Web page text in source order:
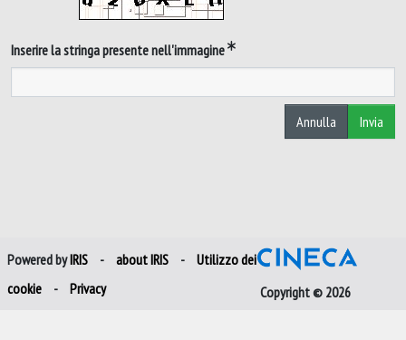
Inserire la stringa presente nell'immagine
Annulla Invia
Powered byIRIS - about IRIS -
Utilizzo dei
cookie
- Privacy Copyright © 2026